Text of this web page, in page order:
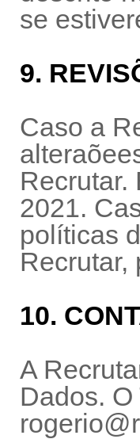
se
9.
Caso a
Recrutar.
2021.
políticas
10.
A
Dados.